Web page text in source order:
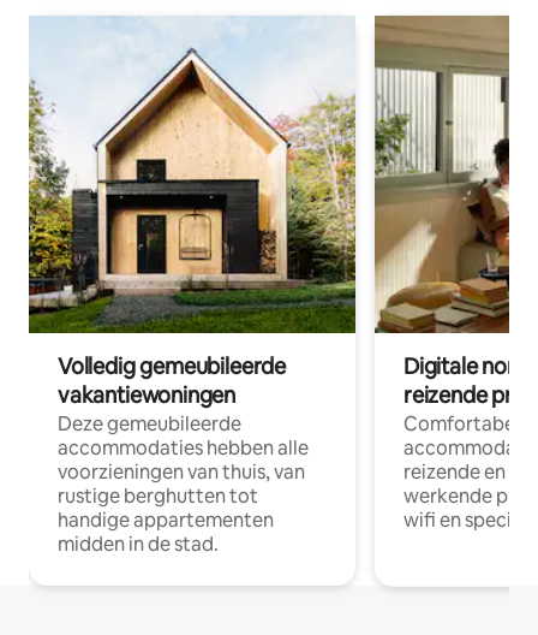
Volledig gemeubileerde
vakantiewoningen
Deze gemeubileerde
accommodaties hebben alle
voorzieningen van thuis, van
rustige berghutten tot
handige appartementen
midden in de stad.
Digitale
reizende
Comfortabele
reizende en
werkende
wifi en